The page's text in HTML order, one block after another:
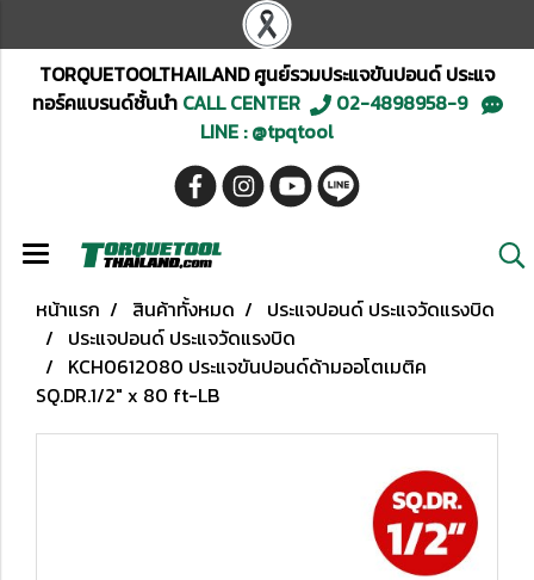
TORQUETOOLTHAILAND ศูนย์รวมประแจขันปอนด์ ประแจ
ทอร์คแบรนด์ชั้นนำCALL CENTER
02-4898958-9
LINE : @tpqtool
หน้าแรก สินค้าทั้งหมด
ประแจปอนด์ ประแจวัดแรงบิด
ประแจปอนด์ ประแจวัดแรงบิด
KCH0612080 ประแจขันปอนด์ด้ามออโตเมติค
SQ.DR.1/2" x 80 ft-LB